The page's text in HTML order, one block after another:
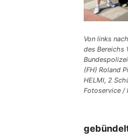
Von links
des Bereichs
(FH) Roland
HELMI, 2
Fotoservice /